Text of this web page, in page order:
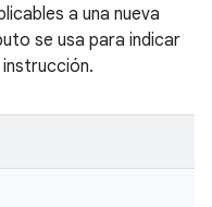
a una nueva
se usa para indicar